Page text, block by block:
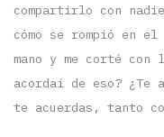
compartirlo con
cómo se rompió en
mano y me corté
acordai de eso? ¿Te
te acuerdas, tanto